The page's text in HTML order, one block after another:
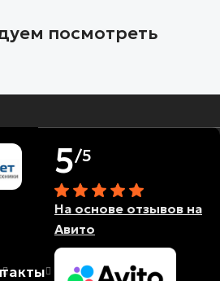
посмотреть
5/5
На основе отзывов на
Авито